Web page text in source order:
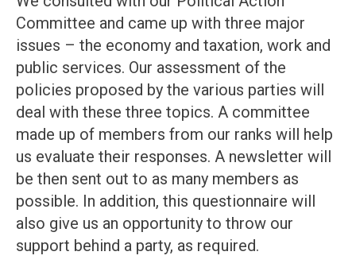
Committee and came up with three major
issues – the economy and taxation, work and
public services. Our assessment of the
policies proposed by the various parties will
deal with these three topics. A committee
made up of members from our ranks will help
us evaluate their responses. A newsletter will
be then sent out to as many members as
possible. In addition, this questionnaire will
also give us an opportunity to throw our
support behind a party, as required.